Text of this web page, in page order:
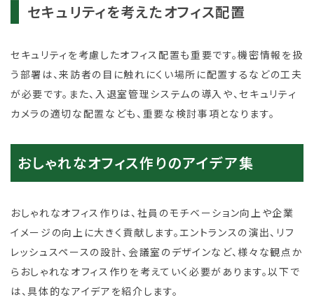
セキュリティを考えたオフィス配置
セキュリティを考慮したオフィス配置も重要です。機密情報を扱
う部署は、来訪者の目に触れにくい場所に配置するなどの工夫
が必要です。また、入退室管理システムの導入や、セキュリティ
カメラの適切な配置なども、重要な検討事項となります。
おしゃれなオフィス作りのアイデア集
おしゃれなオフィス作りは、社員のモチベーション向上や企業
イメージの向上に大きく貢献します。エントランスの演出、リフ
レッシュスペースの設計、会議室のデザインなど、様々な観点か
らおしゃれなオフィス作りを考えていく必要があります。以下で
は、具体的なアイデアを紹介します。